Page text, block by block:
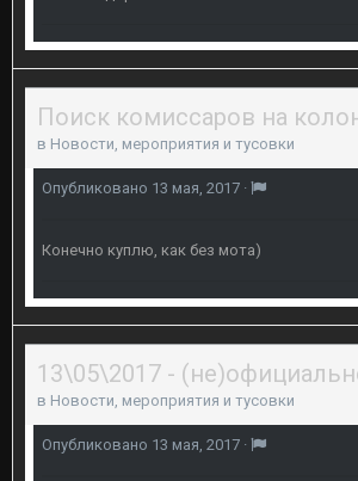
в Новости, мероприятия и тусовки
Опубликовано 13 мая, 2017 ·
Конечно куплю, как без мота)
в Новости, мероприятия и тусовки
Опубликовано 13 мая, 2017 ·